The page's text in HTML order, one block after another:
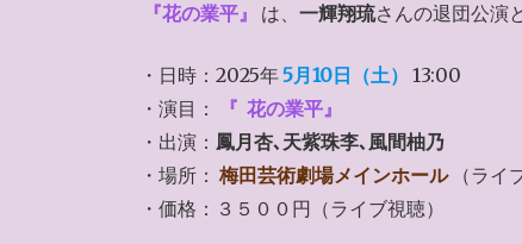
『花の業平』 は、一輝翔琉さんの退団公演
・日時：2025年5月10日（土）
13:00
・演目：
『 花の業平』
・出演： 鳳月杏､天紫珠李､風間柚乃
・場所： 梅田芸術劇場メインホール
（ライ
・価格：３５００円（ライブ視聴）